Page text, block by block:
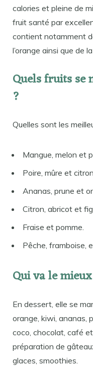
calories et pleine de
fruit santé par
contient notamment
l’orange ainsi que de
Quels fruits se
?
Quelles sont les
Mangue, melon et
Poire, mûre et citron.
Ananas, prune et
Citron, abricot et
Fraise et pomme.
Pêche, framboise,
Qui va le
En dessert, elle se
orange, kiwi, ananas,
coco, chocolat, café
préparation de
glaces, smoothies.